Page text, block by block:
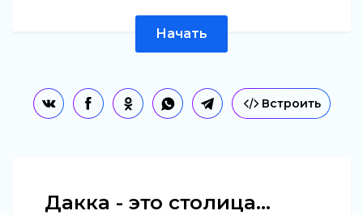
Начать
Встроить
Дакка - это столица...